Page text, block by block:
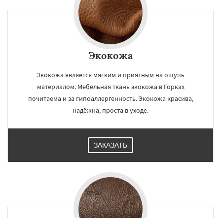
Экокожа
Экокожа является мягким и приятным на ощупь
материалом. Мебельная ткань экокожа в Горках
почитаема и за гипоаллергенность. Экокожа красива,
надёжна, проста в уходе.
ЗАКАЗАТЬ